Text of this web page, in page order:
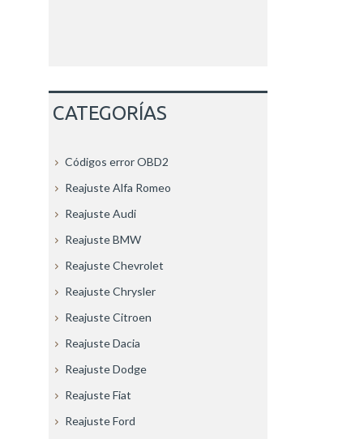
CATEGORÍAS
Códigos error OBD2
Reajuste Alfa Romeo
Reajuste Audi
Reajuste BMW
Reajuste Chevrolet
Reajuste Chrysler
Reajuste Citroen
Reajuste Dacia
Reajuste Dodge
Reajuste Fiat
Reajuste Ford